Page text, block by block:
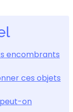
encombrants
ces objets
on